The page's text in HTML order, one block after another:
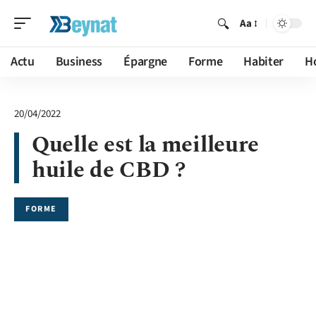
Aa
Actu Business Épargne Forme Habiter
20/04/2022
Quelle est la meilleure
huile de CBD ?
FORME